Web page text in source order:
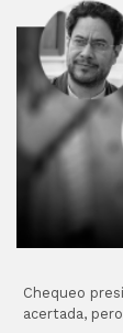
Chequeo
acertada,